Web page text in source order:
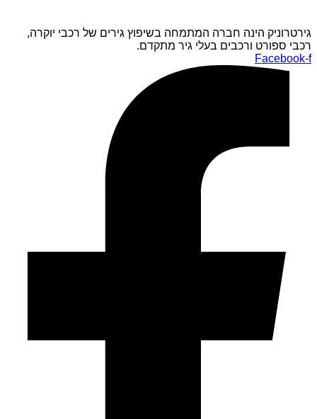
גירטרוניק הינה חברה המתמחה בשיפוץ גירים של רכבי יוקרה,
רכבי ספורט ורכבים בעלי גיר מתקדם.
Facebook-f